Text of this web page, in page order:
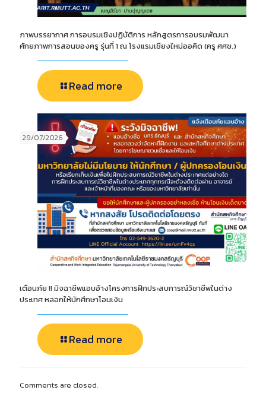
ภาพบรรยากาศ การอบรมเชิงปฏิบัติการ หลักสูตรการอบรมพัฒนา
ศักยภาพการสอนของครู รุ่นที่ 1 ณ โรงแรมเชียงใหม่ออคิด (ครู ศศช.)
Read more
29/07/2026
เตือนภัย !! มิจฉาชีพแอบอ้างโครงการฝึกประสบการณ์วิชาชีพในต่าง
ประเทศ หลอกให้นักศึกษาโอนเงิน
Read more
Comments are closed.